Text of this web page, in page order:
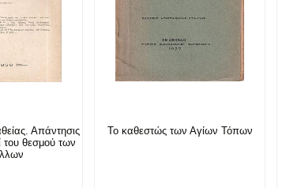
Απάντησις
του θεσμού των
Το καθεστώς των Αγίων Τόπων